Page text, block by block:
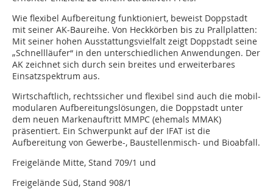
Wie flexibel Aufbereitung funktioniert, beweist Doppstadt
mit seiner AK-Baureihe. Von Heckkörben bis zu Prallplatten:
Mit seiner hohen Ausstattungsvielfalt zeigt Doppstadt seine
„Schnellläufer“ in den unterschiedlichen Anwendungen. Der
AK zeichnet sich durch sein breites und erweiterbares
Einsatzspektrum aus.
Wirtschaftlich, rechtssicher und flexibel sind auch die mobil-
modularen Aufbereitungslösungen, die Doppstadt unter
dem neuen Markenauftritt MMPC (ehemals MMAK)
präsentiert. Ein Schwerpunkt auf der IFAT ist die
Aufbereitung von Gewerbe-, Baustellenmisch- und Bioabfall.
Freigelände Mitte, Stand 709/1 und
Freigelände Süd, Stand 908/1